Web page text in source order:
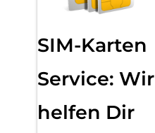
SIM-Karten
Service: Wir
helfen Dir